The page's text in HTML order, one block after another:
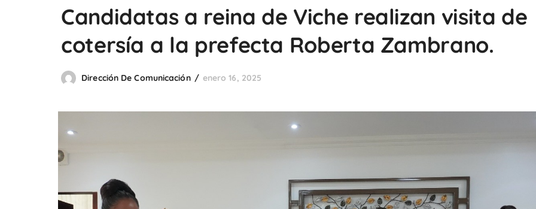
Candidatas a reina de Viche realizan visita de
cotersía a la prefecta Roberta Zambrano.
Dirección De Comunicación enero 16, 2025